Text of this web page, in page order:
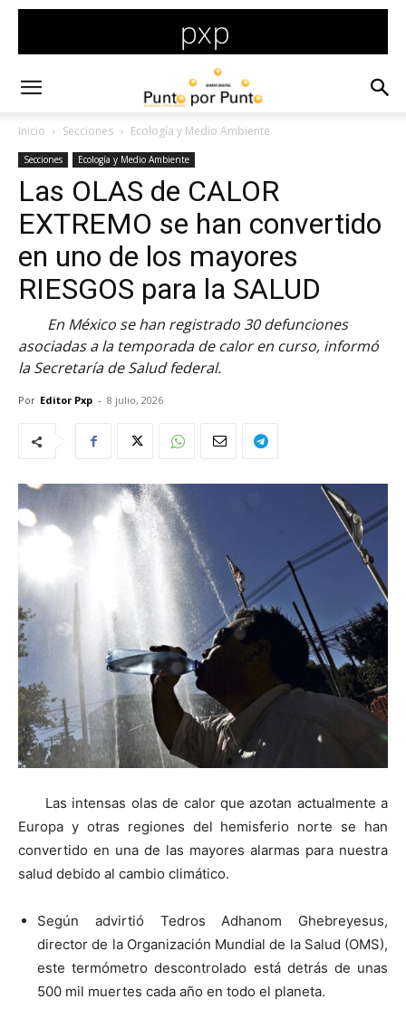
Inicio Secciones Ecología y Medio Ambiente
Secciones Ecología y Medio Ambiente
Las OLAS de CALOR
EXTREMO se han convertido
en uno de los mayores
RIESGOS para la SALUD
En México se han registrado 30 defunciones
asociadas a la temporada de calor en curso, informó
la Secretaría de Salud federal.
Por Editor Pxp - 8 julio, 2026
Las intensas olas de calor que azotan actualmente a
Europa y otras regiones del hemisferio norte se han
convertido en una de las mayores alarmas para nuestra
salud debido al cambio climático.
Según advirtió Tedros Adhanom Ghebreyesus,
director de la Organización Mundial de la Salud (OMS),
este termómetro descontrolado está detrás de unas
500 mil muertes cada año en todo el planeta.